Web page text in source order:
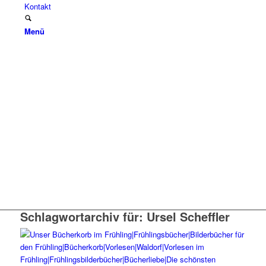
Kontakt
Menü
Schlagwortarchiv für: Ursel Scheffler